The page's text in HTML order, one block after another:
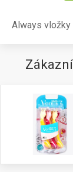
Always